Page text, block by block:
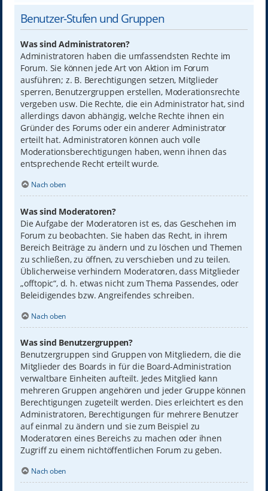
Benutzer-Stufen und Gruppen
Was sind Administratoren?
Administratoren haben die umfassendsten Rechte im
Forum. Sie können jede Art von Aktion im Forum
ausführen; z. B. Berechtigungen setzen, Mitglieder
sperren, Benutzergruppen erstellen, Moderationsrechte
vergeben usw. Die Rechte, die ein Administrator hat, sind
allerdings davon abhängig, welche Rechte ihnen ein
Gründer des Forums oder ein anderer Administrator
erteilt hat. Administratoren können auch volle
Moderationsberechtigungen haben, wenn ihnen das
entsprechende Recht erteilt wurde.
Nach oben
Was sind Moderatoren?
Die Aufgabe der Moderatoren ist es, das Geschehen im
Forum zu beobachten. Sie haben das Recht, in ihrem
Bereich Beiträge zu ändern und zu löschen und Themen
zu schließen, zu öffnen, zu verschieben und zu teilen.
Üblicherweise verhindern Moderatoren, dass Mitglieder
„offtopic“, d. h. etwas nicht zum Thema Passendes, oder
Beleidigendes bzw. Angreifendes schreiben.
Nach oben
Was sind Benutzergruppen?
Benutzergruppen sind Gruppen von Mitgliedern, die die
Mitglieder des Boards in für die Board-Administration
verwaltbare Einheiten aufteilt. Jedes Mitglied kann
mehreren Gruppen angehören und jeder Gruppe können
Berechtigungen zugeteilt werden. Dies erleichtert es den
Administratoren, Berechtigungen für mehrere Benutzer
auf einmal zu ändern und sie zum Beispiel zu
Moderatoren eines Bereichs zu machen oder ihnen
Zugriff zu einem nichtöffentlichen Forum zu geben.
Nach oben